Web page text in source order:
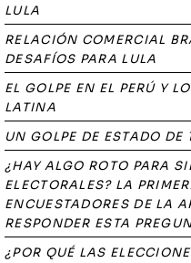
LULA
RELACIÓN COMERCIAL
DESAFÍOS PARA LULA
EL GOLPE EN EL PERÚ Y
LATINA
UN GOLPE DE ESTADO
¿HAY ALGO ROTO PARA
ELECTORALES? LA
ENCUESTADORES DE LA
RESPONDER ESTA
¿POR QUÉ LAS